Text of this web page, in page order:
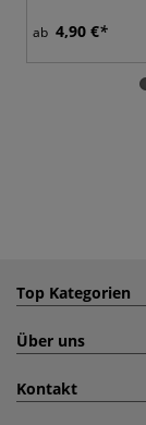
ab 4,90 €
Top Kategorien
Über uns
Kontakt